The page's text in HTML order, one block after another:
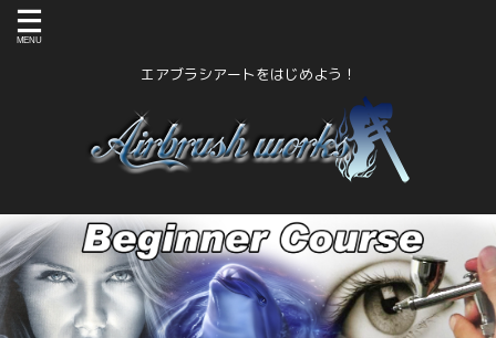
エアブラシアートをはじめよう！